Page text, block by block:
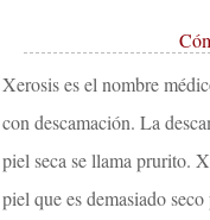
Xerosis es el nombre
con descamación. La
piel seca se llama prurito.
piel que es demasiado